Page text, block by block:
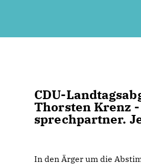
CDU-
Thorsten Krenz
sprechpartner.
In den Ärger um die